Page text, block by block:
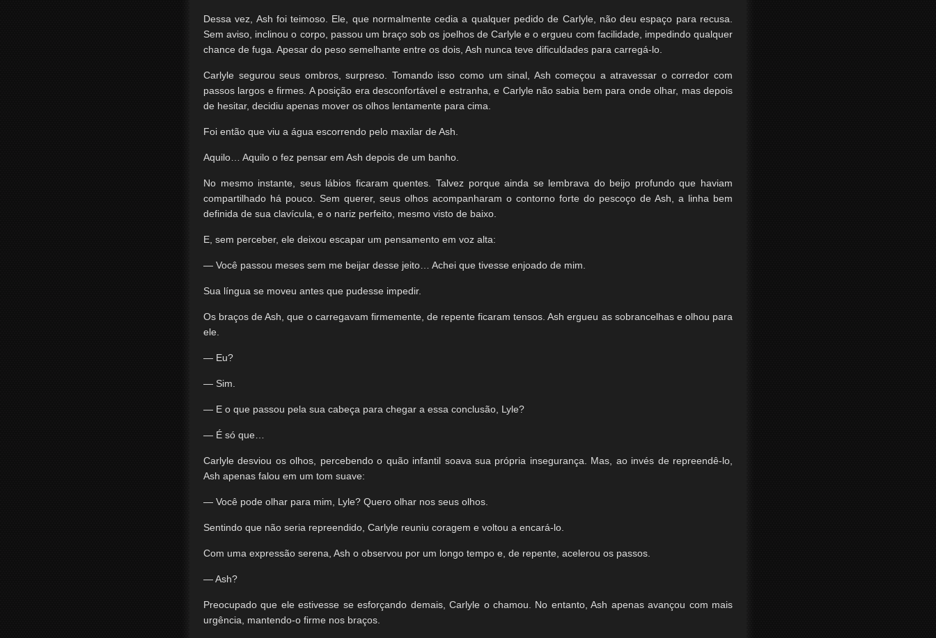
Dessa vez, Ash foi teimoso. Ele, que normalmente cedia a qualquer pedido de Carlyle, não deu espaço para recusa.
Sem aviso, inclinou o corpo, passou um braço sob os joelhos de Carlyle e o ergueu com facilidade, impedindo qualquer
chance de fuga. Apesar do peso semelhante entre os dois, Ash nunca teve dificuldades para carregá-lo.
Carlyle segurou seus ombros, surpreso. Tomando isso como um sinal, Ash começou a atravessar o corredor com
passos largos e firmes. A posição era desconfortável e estranha, e Carlyle não sabia bem para onde olhar, mas depois
de hesitar, decidiu apenas mover os olhos lentamente para cima.
Foi então que viu a água escorrendo pelo maxilar de Ash.
Aquilo… Aquilo o fez pensar em Ash depois de um banho.
No mesmo instante, seus lábios ficaram quentes. Talvez porque ainda se lembrava do beijo profundo que haviam
compartilhado há pouco. Sem querer, seus olhos acompanharam o contorno forte do pescoço de Ash, a linha bem
definida de sua clavícula, e o nariz perfeito, mesmo visto de baixo.
E, sem perceber, ele deixou escapar um pensamento em voz alta:
— Você passou meses sem me beijar desse jeito… Achei que tivesse enjoado de mim.
Sua língua se moveu antes que pudesse impedir.
Os braços de Ash, que o carregavam firmemente, de repente ficaram tensos. Ash ergueu as sobrancelhas e olhou para
ele.
— Eu?
— Sim.
— E o que passou pela sua cabeça para chegar a essa conclusão, Lyle?
— É só que…
Carlyle desviou os olhos, percebendo o quão infantil soava sua própria insegurança. Mas, ao invés de repreendê-lo,
Ash apenas falou em um tom suave:
— Você pode olhar para mim, Lyle? Quero olhar nos seus olhos.
Sentindo que não seria repreendido, Carlyle reuniu coragem e voltou a encará-lo.
Com uma expressão serena, Ash o observou por um longo tempo e, de repente, acelerou os passos.
— Ash?
Preocupado que ele estivesse se esforçando demais, Carlyle o chamou. No entanto, Ash apenas avançou com mais
urgência, mantendo-o firme nos braços.